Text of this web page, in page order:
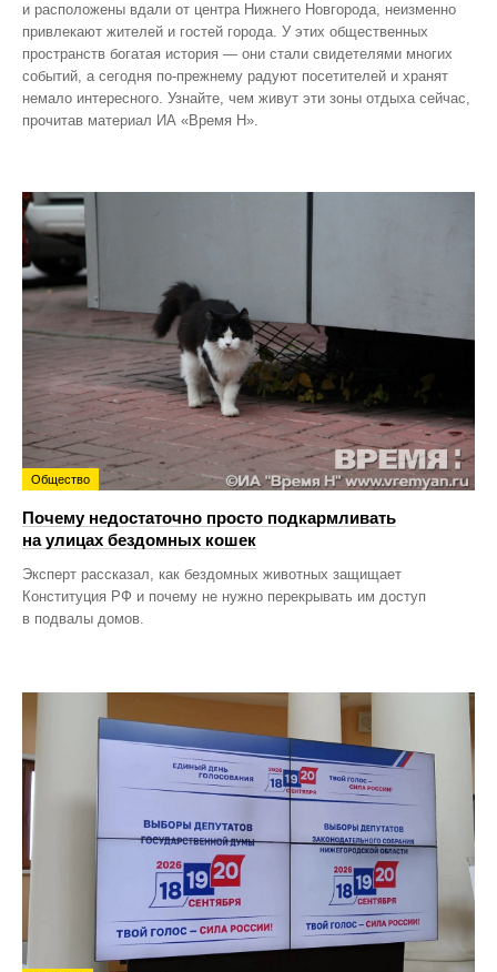
и расположены вдали от центра Нижнего Новгорода, неизменно
привлекают жителей и гостей города. У этих общественных
пространств богатая история — они стали свидетелями многих
событий, а сегодня по‑прежнему радуют посетителей и хранят
немало интересного. Узнайте, чем живут эти зоны отдыха сейчас,
прочитав материал ИА «Время Н».
Общество
Почему недостаточно просто подкармливать
на улицах бездомных кошек
Эксперт рассказал, как бездомных животных защищает
Конституция РФ и почему не нужно перекрывать им доступ
в подвалы домов.